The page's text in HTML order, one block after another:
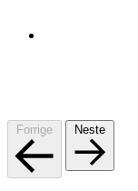
Forrige Neste